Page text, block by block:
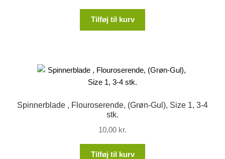
Tilføj til kurv
Spinnerblade , Flouroserende, (Grøn-Gul), Size 1, 3-4
stk.
10,00 kr.
Tilføj til kurv